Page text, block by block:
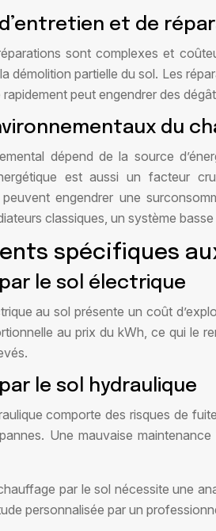
et de
sont complexes et
démolition partielle du sol. Les
peut engendrer des
du
dépend de la source
est aussi un facteur
engendrer une
classiques, un système
spécifiques
le sol électrique
au sol présente un coût
au prix du kWh, ce qui le
le sol hydraulique
comporte des risques de
Une mauvaise
chauffage par le sol nécessite une
personnalisée par un